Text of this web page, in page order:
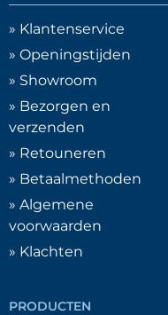
» Klantenservice
» Openingstijden
» Showroom
» Bezorgen en
verzenden
» Retouneren
» Betaalmethoden
» Algemene
voorwaarden
» Klachten
PRODUCTEN